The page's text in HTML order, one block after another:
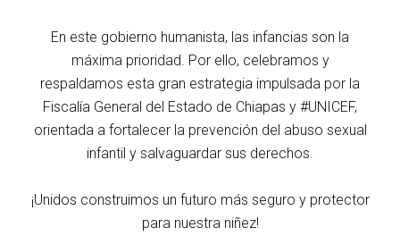
En este gobierno humanista, las infancias son la
máxima prioridad. Por ello, celebramos y
respaldamos esta gran estrategia impulsada por la
Fiscalía General del Estado de Chiapas y #UNICEF,
orientada a fortalecer la prevención del abuso sexual
infantil y salvaguardar sus derechos.
¡Unidos construimos un futuro más seguro y protector
para nuestra niñez!